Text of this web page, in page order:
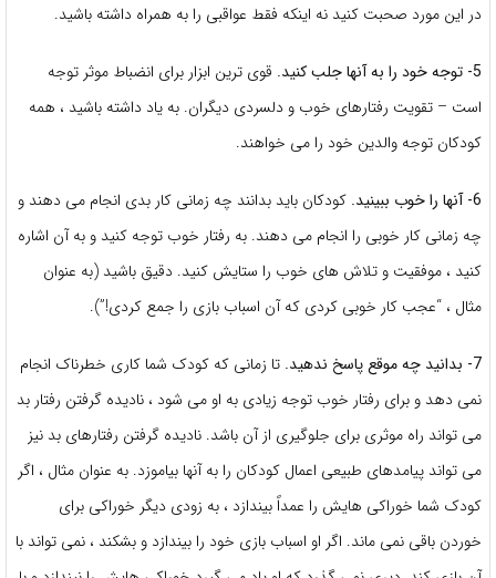
در این مورد صحبت کنید نه اینکه فقط عواقبی را به همراه داشته باشید.
5- توجه خود را به آنها جلب کنید.
قوی ترین ابزار برای انضباط موثر توجه
است – تقویت رفتارهای خوب و دلسردی دیگران. به یاد داشته باشید ، همه
کودکان توجه والدین خود را می خواهند.
6- آنها را خوب ببینید.
کودکان باید بدانند چه زمانی کار بدی انجام می دهند و
چه زمانی کار خوبی را انجام می دهند. به رفتار خوب توجه کنید و به آن اشاره
کنید ، موفقیت و تلاش های خوب را ستایش کنید. دقیق باشید (به عنوان
مثال ، “عجب کار خوبی کردی که آن اسباب بازی را جمع کردی!”).
7- بدانید چه موقع پاسخ ندهید.
تا زمانی که کودک شما کاری خطرناک انجام
نمی دهد و برای رفتار خوب توجه زیادی به او می شود ، نادیده گرفتن رفتار بد
می تواند راه موثری برای جلوگیری از آن باشد. نادیده گرفتن رفتارهای بد نیز
می تواند پیامدهای طبیعی اعمال کودکان را به آنها بیاموزد. به عنوان مثال ، اگر
کودک شما خوراکی هایش را عمداً بیندازد ، به زودی دیگر خوراکی برای
خوردن باقی نمی ماند. اگر او اسباب بازی خود را بیندازد و بشکند ، نمی تواند با